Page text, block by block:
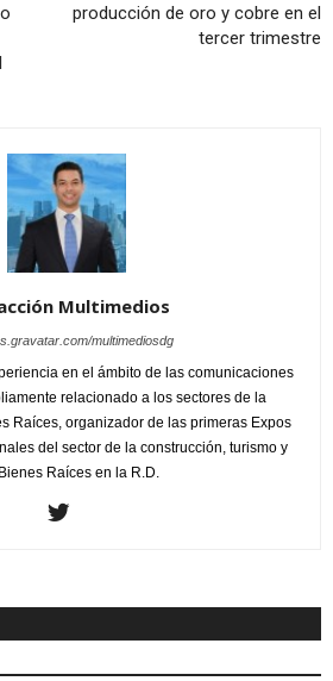
producción de oro y cobre en el
tercer trimestre
Multimedios
multimediosdg
en el ámbito de las comunicaciones
relacionado a los sectores de la
Raíces, organizador de las primeras Expos
del sector de la construcción, turismo y
Raíces en la R.D.